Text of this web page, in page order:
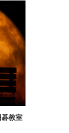
教室